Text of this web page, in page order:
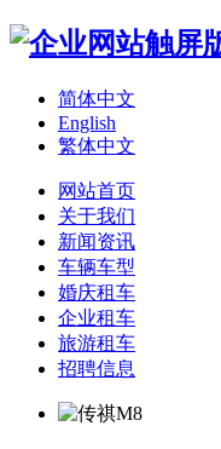
简体中文
English
繁体中文
网站首页
关于我们
新闻资讯
车辆车型
婚庆租车
企业租车
旅游租车
招聘信息